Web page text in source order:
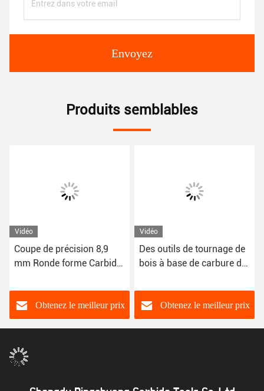
Envoyez
Produits semblables
Vidéo
Coupe de précision 8,9
mm Ronde forme Carbide
Obtenez le meilleur prix
Vidéo
Des outils de tournage de
bois à base de carbure de
Obtenez le meilleur prix